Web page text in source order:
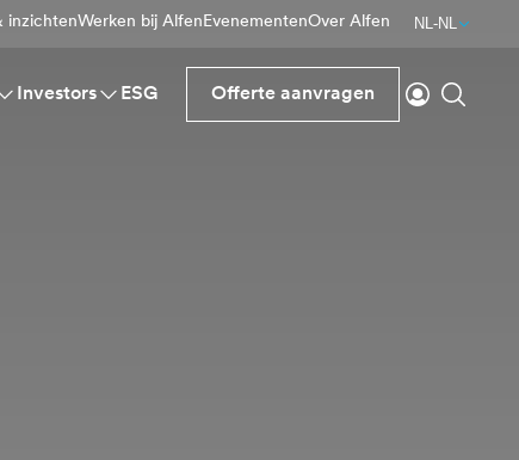
inzichtenWerken bij AlfenEvenementenOver Alfen NL-NL
Investors ESG Offerte aanvragen
Inloggen